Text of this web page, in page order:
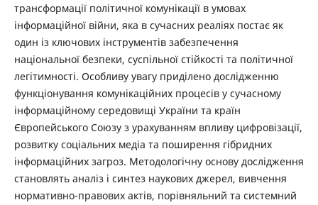
трансформації політичної комунікації в умовах
інформаційної війни, яка в сучасних реаліях постає як
один із ключових інструментів забезпечення
національної безпеки, суспільної стійкості та політичної
легітимності. Особливу увагу приділено дослідженню
функціонування комунікаційних процесів у сучасному
інформаційному середовищі України та країн
Європейського Союзу з урахуванням впливу цифровізації,
розвитку соціальних медіа та поширення гібридних
інформаційних загроз. Методологічну основу дослідження
становлять аналіз і синтез наукових джерел, вивчення
нормативно-правових актів, порівняльний та системний